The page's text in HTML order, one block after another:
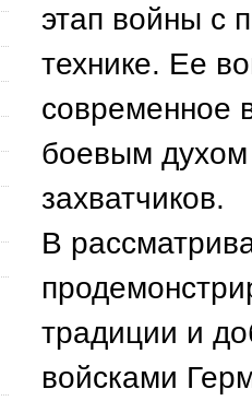
этап войны с
технике. Ее
современное
боевым духом
захватчиков.
В
традиции и
войсками